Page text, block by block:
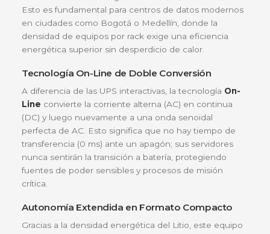
estás invirtiendo en una tecnología que triplica la
útil de las baterías convencionales. Mientras que
UPS estándar requiere cambio de baterías cada 2
años, las celdas de Ión de Litio de este equipo
pueden durar hasta 8-10 años, reduciendo
drásticamente el Costo Total de Propiedad (TCO) y
visitas técnicas de mantenimiento.
Características técnicas destacadas
Potencia Real de 1800W para Cargas Críticas
Con un factor de potencia excepcional de 0.9,
Esto es fundamental para centros de datos
en ciudades como Bogotá o Medellín, donde la